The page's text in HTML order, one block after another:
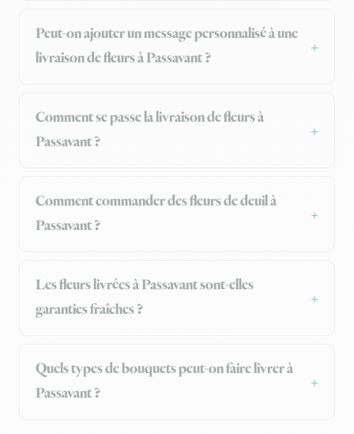
Peut-on ajouter un message personnalisé à une
livraison de fleurs à Passavant ?
Comment se passe la livraison de fleurs à
Passavant ?
Comment commander des fleurs de deuil à
Passavant ?
Les fleurs livrées à Passavant sont-elles
garanties fraîches ?
Quels types de bouquets peut-on faire livrer à
Passavant ?